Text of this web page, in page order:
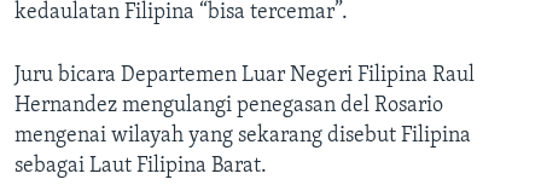
kedaulatan Filipina “bisa tercemar”.
Juru bicara Departemen Luar Negeri Filipina Raul
Hernandez mengulangi penegasan del Rosario
mengenai wilayah yang sekarang disebut Filipina
sebagai Laut Filipina Barat.